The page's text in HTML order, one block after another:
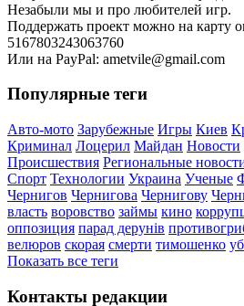
Незабыли мы и про любителей игр.
Поддержать проект можно на карту
5167803243063760
Или на PayPal: ametvile@gmail.com
Популярные теги
Авто-мото Зарубежные Игры Киев
Криминал Лоцерил Майдан Новости
Происшествия Региональные
Спорт Технологии Украина Ученые
Чернигов Чернигова Чернигову
власть воровство займы кино
оппозиция парад дерунів
велюров скорая смерти тимошенко
Показать все теги
Контакты редакции